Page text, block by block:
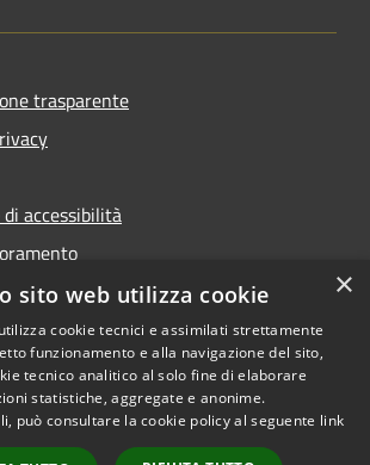
trasparente
accessibilità
Copyright © 2026 • Comune di
Castiglion Fiorentino •
Powered byMunicipium •
×
sito web utilizza cookie
cookie tecnici e assimilati strettamente
funzionamento e alla navigazione del sito,
tecnico analitico al solo fine di elaborare
statistiche, aggregate e anonime.
può consultare la cookie policy al seguente link